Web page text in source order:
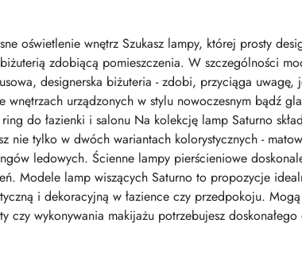
oświetlenie wnętrz Szukasz lampy, której prosty
zdobiącą pomieszczenia. W szczególności
designerska biżuteria - zdobi, przyciąga
wnętrzach urządzonych w stylu nowoczesnym bądź
do łazienki i salonu Na kolekcję lamp Saturno
nie tylko w dwóch wariantach kolorystycznych -
ledowych. Ścienne lampy pierścieniowe
Modele lamp wiszących Saturno to propozycje
i dekoracyjną w łazience czy przedpokoju.
wykonywania makijażu potrzebujesz doskonałego